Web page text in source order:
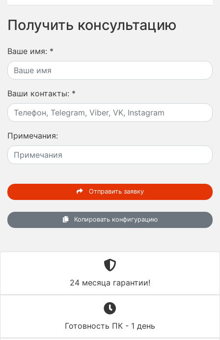
Получить консультацию
Ваше имя: *
Ваши контакты: *
Примечания:
Отправить заявку
Копировать конфигурацию
24 месяца гарантии!
Готовность ПК - 1 день